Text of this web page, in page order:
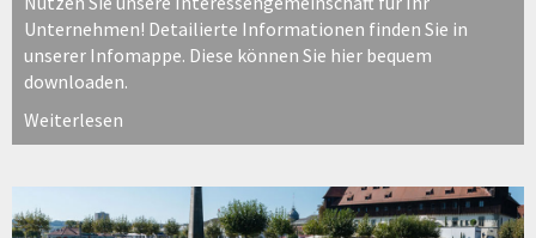
Unternehmen! Detailierte Informationen finden Sie in
unserer Infomappe. Diese können Sie hier bequem
downloaden.
Weiterlesen